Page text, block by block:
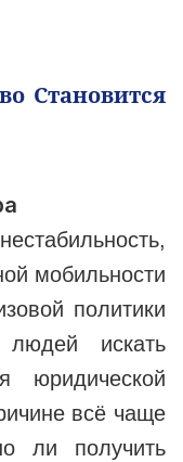
Становится
мобильности
политики
искать
юридической
всё чаще
ли получить